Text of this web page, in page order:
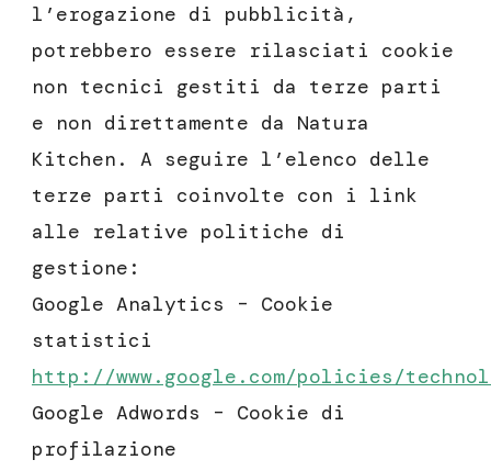
l’erogazione di pubblicità,
potrebbero essere rilasciati cookie
non tecnici gestiti da terze parti
e non direttamente da Natura
Kitchen. A seguire l’elenco delle
terze parti coinvolte con i link
alle relative politiche di
gestione:
Google Analytics – Cookie
statistici
http://www.google.com/policies/
Google Adwords – Cookie di
profilazione